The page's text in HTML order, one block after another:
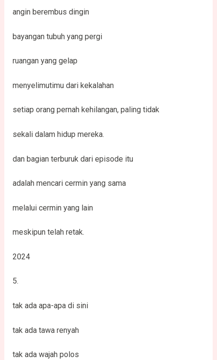
angin berembus dingin
bayangan tubuh yang pergi
ruangan yang gelap
menyelimutimu dari kekalahan
setiap orang pernah kehilangan, paling tidak
sekali dalam hidup mereka.
dan bagian terburuk dari episode itu
adalah mencari cermin yang sama
melalui cermin yang lain
meskipun telah retak.
2024
5.
tak ada apa-apa di sini
tak ada tawa renyah
tak ada wajah polos